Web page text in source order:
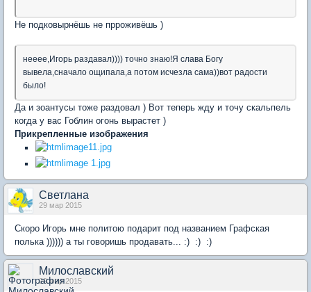
Не подковырнёшь не прроживёшь )
нееее,Игорь раздавал)))) точно знаю!Я слава Богу
вывела,сначало ощипала,а потом исчезла сама))вот радости
было!
Да и зоантусы тоже раздовал ) Вот теперь жду и точу скальпель
когда у вас Гоблин огонь вырастет )
Прикрепленные изображения
Светлана
29 мар 2015
Скоро Игорь мне политою подарит под названием Графская
полька )))))) а ты говоришь продавать... :) :) :)
Милославский
29 мар 2015